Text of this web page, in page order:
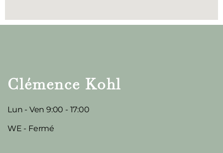
Clémence Kohl
Lun - Ven 9:00 - 17:00
WE - Fermé